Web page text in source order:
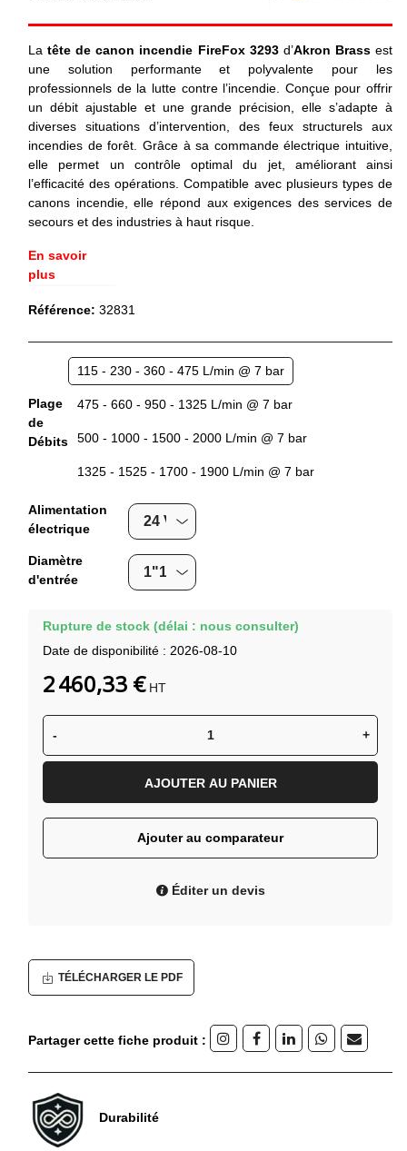
Latête de canon incendie FireFox 3293d’Akron Brassest
une solution performante et polyvalente pour les
professionnels de la lutte contre l’incendie. Conçue pour offrir
un débit ajustable et une grande précision, elle s’adapte à
diverses situations d’intervention, des feux structurels aux
incendies de forêt. Grâce à sa commande électrique intuitive,
elle permet un contrôle optimal du jet, améliorant ainsi
l’efficacité des opérations. Compatible avec plusieurs types de
canons incendie, elle répond aux exigences des services de
secours et des industries à haut risque.
En savoir
plus
Référence: 32831
Plage
de
Débits
115 - 230 - 360 - 475 L/min @ 7 bar
475 - 660 - 950 - 1325 L/min @ 7 bar
500 - 1000 - 1500 - 2000 L/min @ 7 bar
1325 - 1525 - 1700 - 1900 L/min @ 7 bar
Alimentation
électrique
Diamètre
d'entrée
Rupture de stock (délai : nous consulter)
Date de disponibilité : 2026-08-10
- +
AJOUTER AU PANIER
Ajouter au comparateur
Éditer un devis
2 460,33 € HT
TÉLÉCHARGER LE PDF
Partager cette fiche produit :
Durabilité